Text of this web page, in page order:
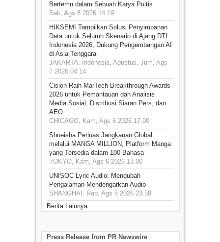
Bertemu dalam Sebuah Karya Puitis
Sab, Ags 8 2026 14.19
HIKSEMI Tampilkan Solusi Penyimpanan
Data untuk Seluruh Skenario di Ajang DTI
Indonesia 2026, Dukung Pengembangan AI
di Asia Tenggara
JAKARTA, Indonesia, Agustus, Jum, Ags
7 2026 04.14
Cision Raih MarTech Breakthrough Awards
2026 untuk Pemantauan dan Analisis
Media Sosial, Distribusi Siaran Pers, dan
AEO
CHICAGO, Kam, Ags 6 2026 17.00
Shueisha Perluas Jangkauan Global
melalui MANGA MILLION, Platform Manga
yang Tersedia dalam 100 Bahasa
TOKYO, Kam, Ags 6 2026 13.00
UNISOC Lyric Audio: Mengubah
Pengalaman Mendengarkan Audio
SHANGHAI, Rab, Ags 5 2026 23.58
Berita Lainnya
Press Release from PR Newswire